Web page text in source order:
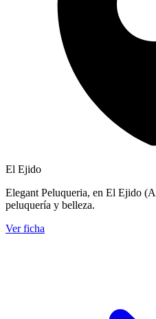
El Ejido
Elegant Peluqueria, en El Ejido
peluquería y belleza.
Ver ficha